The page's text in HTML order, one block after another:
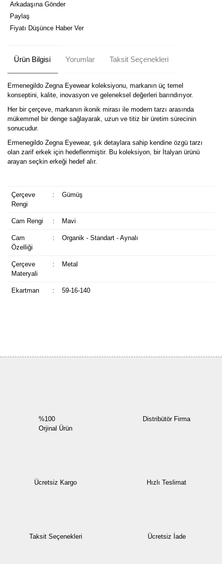
Arkadaşına Gönder
Paylaş
Fiyatı Düşünce Haber Ver
Ürün Bilgisi Yorumlar Taksit Seçenekleri
Ermenegildo Zegna Eyewear koleksiyonu, markanın üç temel
konseptini, kalite, inovasyon ve geleneksel değerleri barındırıyor.
Her bir çerçeve, markanın ikonik mirası ile modern tarzı arasında
mükemmel bir denge sağlayarak, uzun ve titiz bir üretim sürecinin
sonucudur.
Ermenegildo Zegna Eyewear, şık detaylara sahip kendine özgü tarzı
olan zarif erkek için hedeflenmiştir. Bu koleksiyon, bir İtalyan ürünü
arayan seçkin erkeği hedef alır.
Çerçeve
Rengi
: Gümüş
Cam Rengi : Mavi
Cam
Özelliği
: Organik - Standart - Aynalı
Çerçeve
Materyali
: Metal
Ekartman : 59-16-140
%100
Orjinal Ürün
Distribütör Firma
Ücretsiz Kargo Hızlı Teslimat
Taksit Seçenekleri Ücretsiz İade